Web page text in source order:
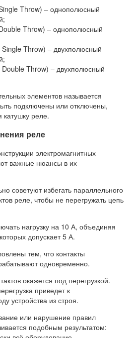
Throw) – однополюсный
Throw) – однополюсный
Throw) – двухполюсный
Double Throw) – двухполюсный
элементов называется
подключены или отключены,
катушку реле.
реле
электромагнитных
важные нюансы в их
советуют избегать параллельного
реле, чтобы не перегружать цепь
нагрузку на 10 А, объединяя
допускает 5 А.
тем, что контакты
одновременно.
окажется под перегрузкой.
приведет к
устройства из строя.
или нарушение правил
подобным результатом: